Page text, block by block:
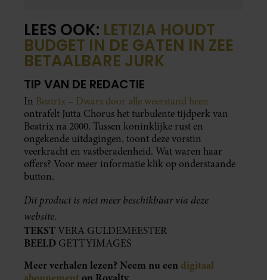
LEES OOK: LETIZIA HOUDT
BUDGET IN DE GATEN IN ZEE
BETAALBARE JURK
TIP VAN DE REDACTIE
In Beatrix – Dwars door alle weerstand heen
ontrafelt Jutta Chorus het turbulente tijdperk van
Beatrix na 2000. Tussen koninklijke rust en
ongekende uitdagingen, toont deze vorstin
veerkracht en vastberadenheid. Wat waren haar
offers? Voor meer informatie klik op onderstaande
button.
Dit product is niet meer beschikbaar via deze
website.
TEKSTVERA GULDEMEESTER
BEELD GETTYIMAGES
Meer verhalen lezen? Neem nu een digitaal